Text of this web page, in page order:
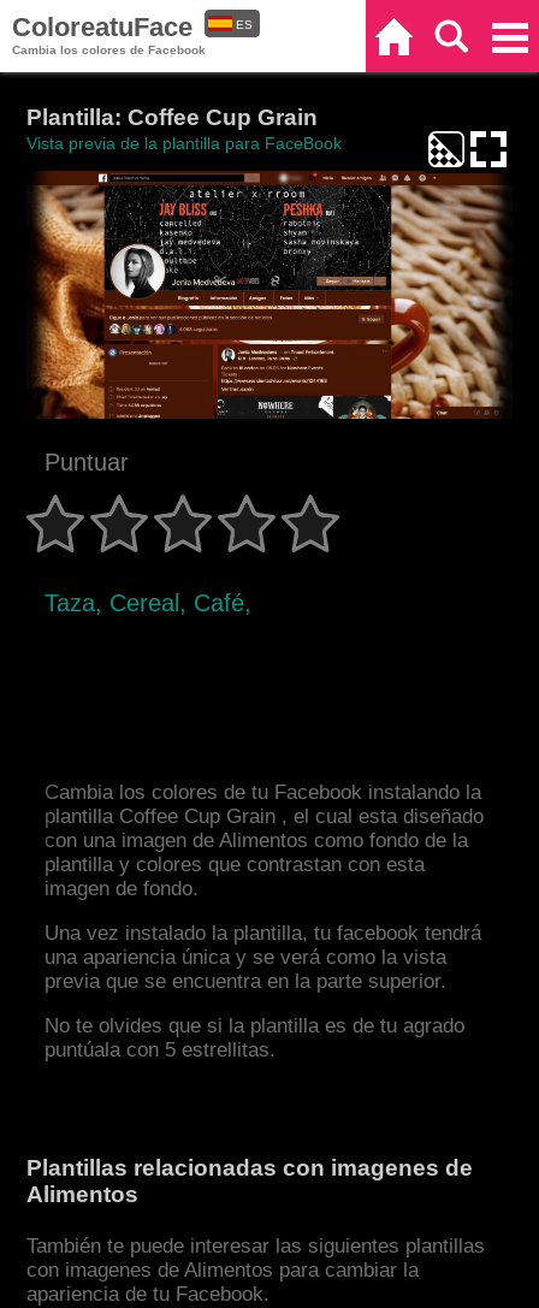
ColoreatuFace
Cambia los colores de Facebook
ES
Plantilla: Coffee Cup Grain
Vista previa de la plantilla para FaceBook
Puntuar
Taza, Cereal, Café,
Cambia los colores de tu Facebook instalando la
plantilla Coffee Cup Grain , el cual esta diseñado
con una imagen de Alimentos como fondo de la
plantilla y colores que contrastan con esta
imagen de fondo.
Una vez instalado la plantilla, tu facebook tendrá
una apariencia única y se verá como la vista
previa que se encuentra en la parte superior.
No te olvides que si la plantilla es de tu agrado
puntúala con 5 estrellitas.
Plantillas relacionadas con imagenes de
Alimentos
También te puede interesar las siguientes plantillas
con imagenes de Alimentos para cambiar la
apariencia de tu Facebook.